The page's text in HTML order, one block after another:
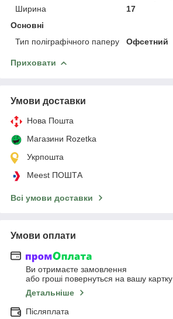
Ширина
17
Основні
Тип поліграфічного паперу
Офсетний
Приховати
Умови доставки
Нова Пошта
Магазини Rozetka
Укрпошта
Meest ПОШТА
Всі умови доставки
Умови оплати
Ви отримаєте замовлення
або гроші повернуться на вашу картку
Детальніше
Післяплата